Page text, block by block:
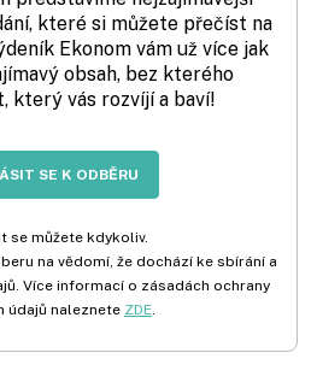
které si můžete přečíst na
Ekonom vám už více jak
obsah, bez kterého
který vás rozvíjí a baví!
SE K ODBĚRU
se můžete kdykoliv.
na vědomí, že dochází ke sbírání a
Více informací o zásadách ochrany
údajů naleznete ZDE.